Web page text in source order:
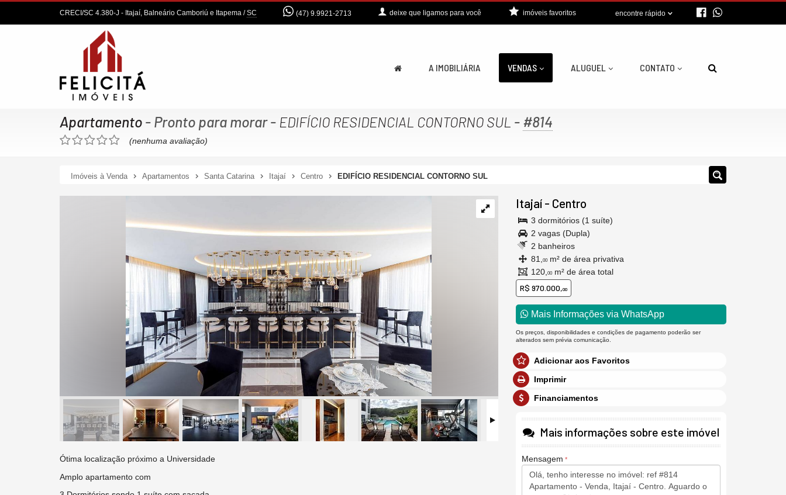
CRECI/SC 4.380-J - Itajaí, Balneário Camboriú e Itapema /SC (47) 9.9921-2713 deixe que ligamos para você encontre rápido
imóveis favoritos
A IMOBILIÁRIA VENDAS ALUGUEL CONTATO
Apartamento - Pronto para morar- EDIFÍCIO RESIDENCIAL CONTORNO SUL - #814
(nenhuma avaliação)
Imóveis à Venda Apartamentos Santa Catarina Itajaí Centro EDIFÍCIO RESIDENCIAL CONTORNO SUL
Ótima localização próximo a Universidade
Amplo apartamento com
Itajaí - Centro
3 dormitórios (1 suíte)
2 vagas (Dupla)
2 banheiros
81,
00 m² de área privativa
120, 00 m² de área total
R$ 970.000,00
Mais Informações via WhatsApp
Os preços, disponibilidades e condições de pagamento poderão ser
alterados sem prévia comunicação.
Adicionar aos Favoritos
Imprimir
Financiamentos
Mais informações sobre este imóvel
Mensagem